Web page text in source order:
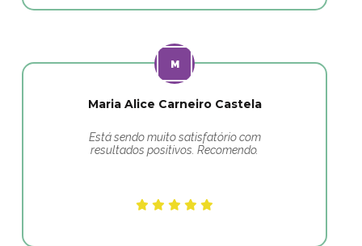
Maria Alice Carneiro Castela
Está sendo muito satisfatório com
resultados positivos. Recomendo.